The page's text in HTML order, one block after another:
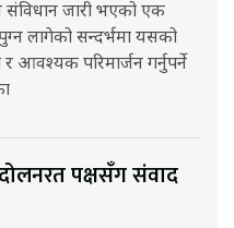
संविधान जारी भएको एक
लागेको सन्दर्भमा यसको
र आवश्यक परिमार्जन गर्नुपर्ने
पक्षसँग संवाद